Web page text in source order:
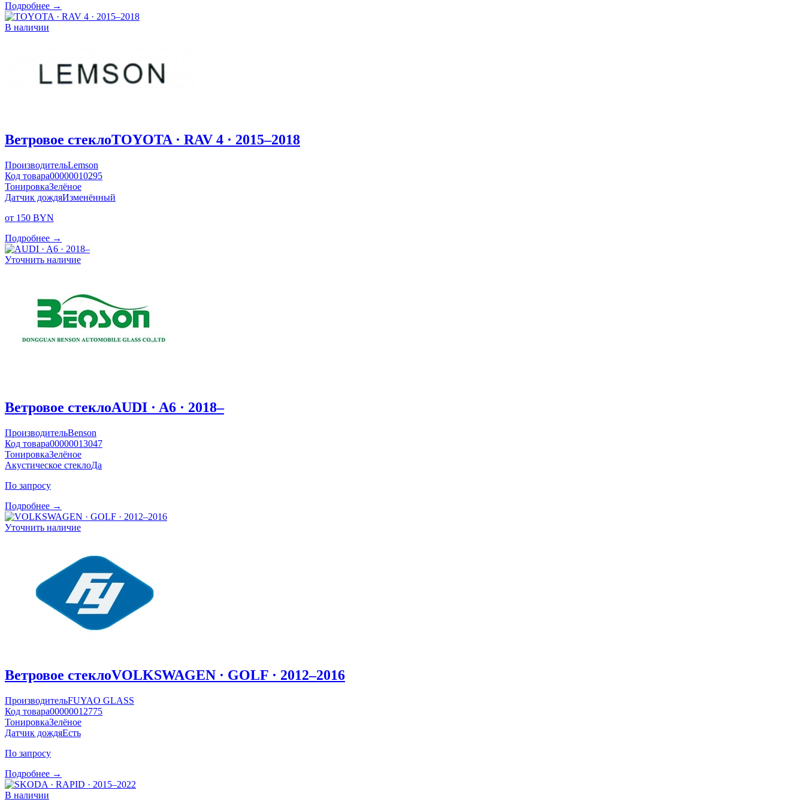
Подробнее →
В наличии
Ветровое стеклоTOYOTA · RAV 4 · 2015–2018
ПроизводительLemson
Код товара00000010295
ТонировкаЗелёное
Датчик дождяИзменённый
от 150 BYN
Подробнее →
Уточнить наличие
Ветровое стеклоAUDI · A6 · 2018–
ПроизводительBenson
Код товара00000013047
ТонировкаЗелёное
Акустическое стеклоДа
По запросу
Подробнее →
Уточнить наличие
Ветровое стеклоVOLKSWAGEN · GOLF · 2012–2016
ПроизводительFUYAO GLASS
Код товара00000012775
ТонировкаЗелёное
Датчик дождяЕсть
По запросу
Подробнее →
В наличии